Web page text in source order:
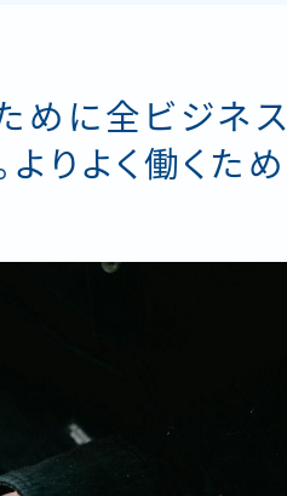
めに全ビジネス
りよく働くため